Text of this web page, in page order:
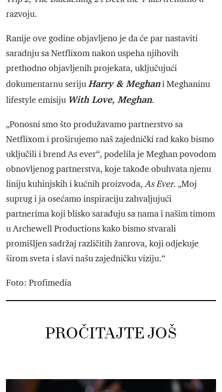
razvoju.
Ranije ove godine objavljeno je da će par nastaviti
saradnju sa Netflixom nakon uspeha njihovih
prethodno objavljenih projekata, uključujući
dokumentarnu seriju Harry & Meghani Meghaninu
lifestyle emisiju With Love, Meghan.
„Ponosni smo što produžavamo partnerstvo sa
Netflixom i proširujemo naš zajednički rad kako bismo
uključili i brend As ever“, podelila je Meghan povodom
obnovljenog partnerstva, koje takođe obuhvata njenu
liniju kuhinjskih i kućnih proizvoda, As Ever. „Moj
suprug i ja osećamo inspiraciju zahvaljujući
partnerima koji blisko sarađuju sa nama i našim timom
u Archewell Productions kako bismo stvarali
promišljen sadržaj različitih žanrova, koji odjekuje
širom sveta i slavi našu zajedničku viziju.“
Foto: Profimedia
PROČITAJTE JOŠ